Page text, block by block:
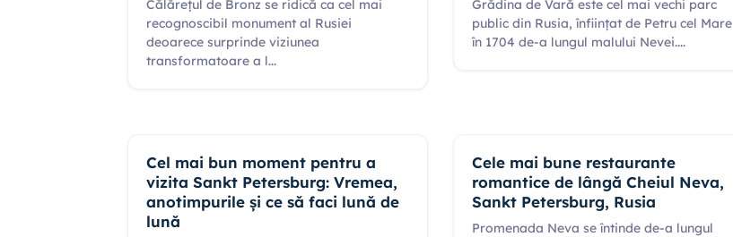
Călărețul de Bronz se ridică ca cel mai
recognoscibil monument al Rusiei
deoarece surprinde viziunea
transformatoare a l...
Grădina de Vară este cel mai vechi parc
public din Rusia, înființat de Petru cel Mare
în 1704 de-a lungul malului Nevei....
Cel mai bun moment pentru a
vizita Sankt Petersburg: Vremea,
anotimpurile și ce să faci lună de
lună
Cele mai bune restaurante
romantice de lângă Cheiul Neva,
Sankt Petersburg, Rusia
Promenada Neva se întinde de-a lungul